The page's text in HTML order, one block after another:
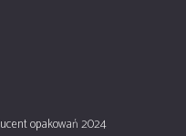
opakowań 2024